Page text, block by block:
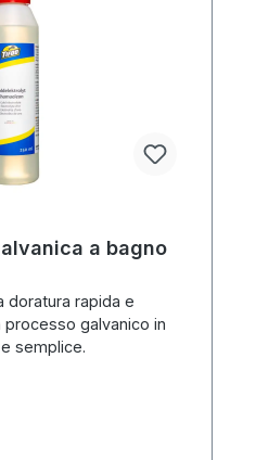
a bagno
doratura rapida e
processo galvanico in
semplice.